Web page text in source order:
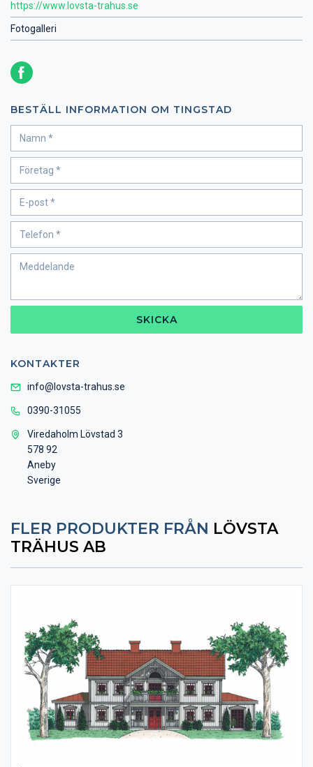
https://www.lovsta-trahus.se
Fotogalleri
BESTÄLL INFORMATION OM TINGSTAD
SKICKA
KONTAKTER
info@lovsta-trahus.se
0390-31055
Viredaholm Lövstad 3
578 92
Aneby
Sverige
FLER PRODUKTER FRÅN LÖVSTA
TRÄHUS AB